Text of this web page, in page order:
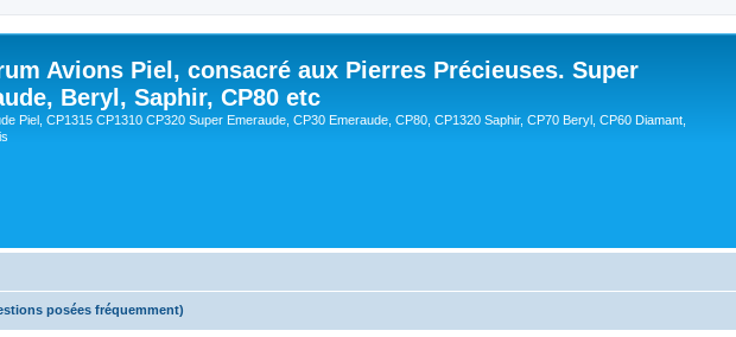
Avions Piel, consacré aux Pierres Précieuses. Super
Beryl, Saphir, CP80 etc
Piel, CP1315 CP1310 CP320 Super Emeraude, CP30 Emeraude, CP80, CP1320 Saphir, CP70 Beryl, CP60 Diamant,
posées fréquemment)